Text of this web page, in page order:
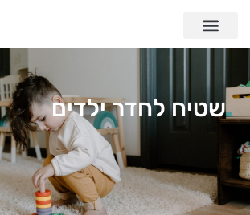
שטיח לחדר ילדים